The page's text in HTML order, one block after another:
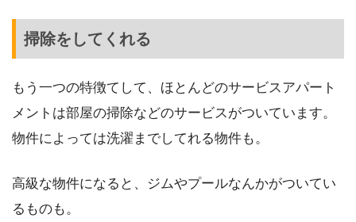
掃除をしてくれる
もう一つの特徴てして、ほとんどのサービスアパート
メントは部屋の掃除などのサービスがついています。
物件によっては洗濯までしてれる物件も。
高級な物件になると、ジムやプールなんかがついてい
るものも。